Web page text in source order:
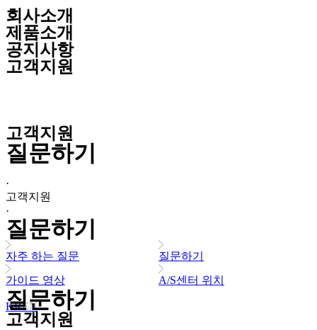
회사소개
제품소개
공지사항
고객지원
KREN
고객지원
질문하기
·
고객지원
·
질문하기
자주 하는 질문 질문하기
가이드 영상 A/S센터 위치
질문하기
고객지원